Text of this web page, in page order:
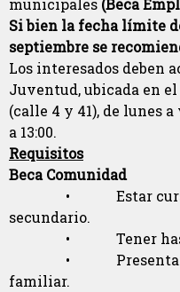
municipales (Beca
Si bien la fecha límite
septiembre se
Los interesados deben
Juventud, ubicada en
(calle 4 y 41), de lunes
a 13:00.
Requisitos
Beca Comunidad
• Estar
secundario.
• Tener hasta
• Presentar DNI
familiar.